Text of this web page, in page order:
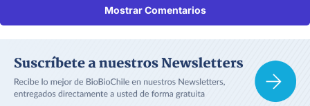
Mostrar Comentarios